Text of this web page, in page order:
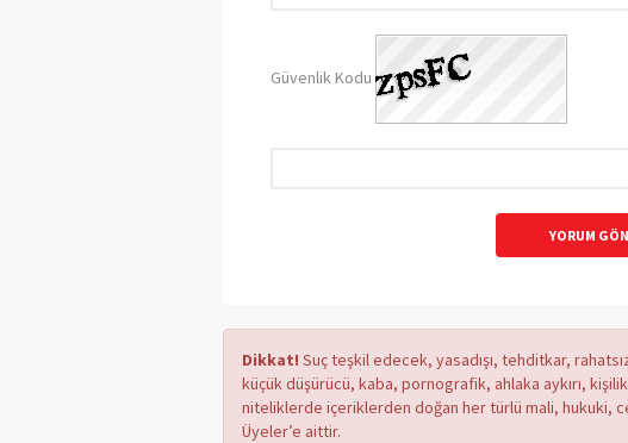
Güvenlik Kodu
YORUM
Dikkat! Suç teşkil edecek, yasadışı, tehditkar,
küçük düşürücü, kaba, pornografik, ahlaka aykırı,
niteliklerde içeriklerden doğan her türlü mali, hukuki,
Üyeler’e aittir.